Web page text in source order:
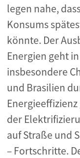
legen nahe,
Konsums
könnte. Der
Energien geht
insbesondere
und Brasilien
der
auf Straße und
– Fortschritte.